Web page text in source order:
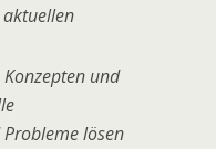
und
lösen